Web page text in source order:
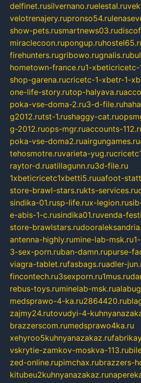
delfinet.rusilvernano.ruelestal.ru
velotrenajery.rupronso54.ru
show-pets.rusmartnews03.ru
miraclecoon.rupongup.ru
firehunters.rugribowo.rugnalis.ru
hometown-france.ru1-
shop-garena.rucricetc-1-xbetr-1-
one-life-story.rutop-halyava.ru
poka-vse-doma-2.ru3-d-file.ru
g2012.rutst-1.rushaggy-cat.ru
g-2012.ruops-mgr.ruaccounts-
poka-vse-doma2.ruairgungames.ru
tehosmotre.ruvarieta-yug.ru
raytor-d.ruatillagunn.ru3d-file.ru
1xbeticricetc1xbetti5.ruuafoot-
store-brawl-stars.rukts-services.ru
sindika-01.rusp-life.rux-legion.ru
e-abis-1-c.rusindika01.ruvenda-
store-brawlstars.ru
antenna-highly.rumine-lab-msk.ru
3-sex-porn.ruban-damn.rupurse-
viagra-tablet.rufasbags.ruadler-
fincontech.ru3sexporn.ru1mus.ru
rebus-toys.ruminelab-msk.ru
medsprawo-4-ka.ru2864420.ru
zajmy24.rutovudyi-4-
brazzerscom.rumedsprawo4ka.ru
xehyroo5kuhnyanazakaz.ru
vskrytie-zamkov-moskva-113.ru
zed-online.rupimchax.rubrazzers-
kitubeu2kuhnyanazakaz.ru